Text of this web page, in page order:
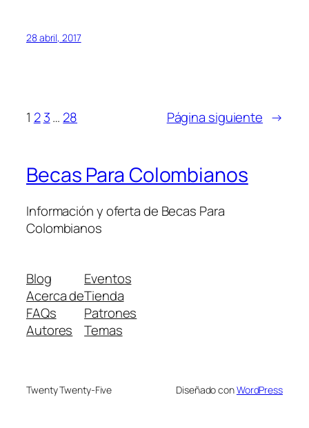
28 abril, 2017
1 2 3… 28 Página siguiente →
Becas Para Colombianos
Información y oferta de Becas Para
Colombianos
Blog
Acerca de
FAQs
Autores
Eventos
Tienda
Patrones
Temas
Twenty Twenty-Five Diseñado conWordPress